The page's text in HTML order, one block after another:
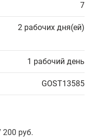
7
2 рабочих дня(ей)
1 рабочий день
GOST13585
200 руб.